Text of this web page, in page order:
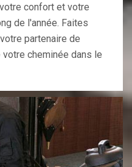
confort et votre
de l'année. Faites
partenaire de
cheminée dans le